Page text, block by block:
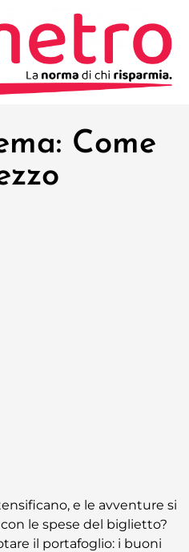
Come
e le avventure si
le spese del biglietto?
il portafoglio: i buoni